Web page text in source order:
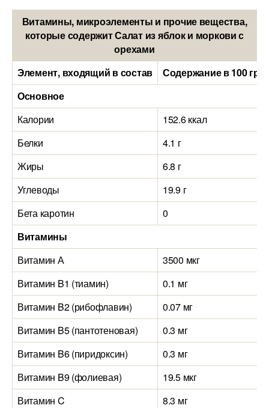
Витамины, микроэлементы и прочие вещества,
которые содержит Салат из яблок и моркови с
орехами
Элемент, входящий в состав
Содержание в 100
Основное
Калории
152.6 ккал
Белки
4.1 г
Жиры
6.8 г
Углеводы
19.9 г
Бета каротин
0
Витамины
Витамин А
3500 мкг
Витамин B1 (тиамин)
0.1 мг
Витамин B2 (рибофлавин)
0.07 мг
Витамин B5 (пантотеновая)
0.3 мг
Витамин B6 (пиридоксин)
0.3 мг
Витамин B9 (фолиевая)
19.5 мкг
Витамин C
8.3 мг